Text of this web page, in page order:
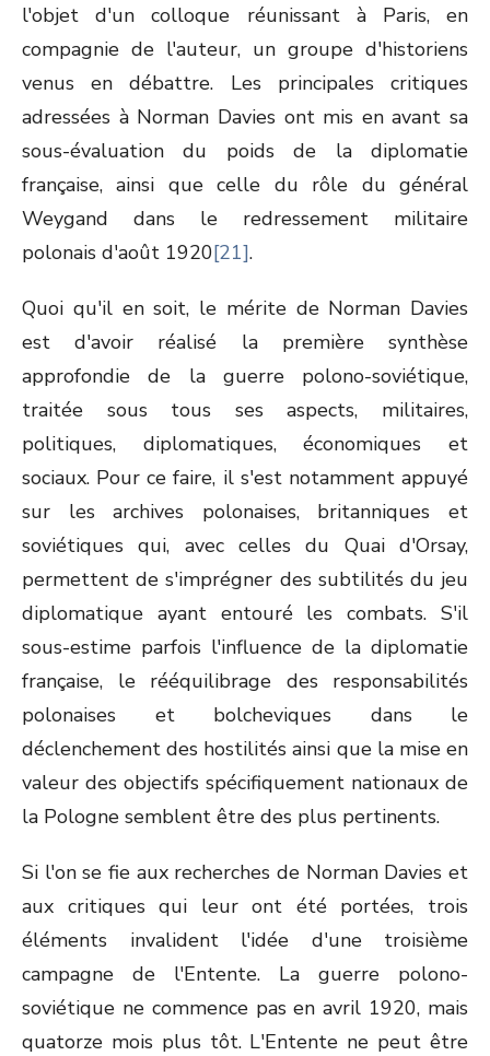
l'objet d'un colloque réunissant à Paris, en
compagnie de l'auteur, un groupe d'historiens
venus en débattre. Les principales critiques
adressées à Norman Davies ont mis en avant sa
sous-évaluation du poids de la diplomatie
française, ainsi que celle du rôle du général
Weygand dans le redressement militaire
polonais d'août 1920[21].
Quoi qu'il en soit, le mérite de Norman Davies
est d'avoir réalisé la première synthèse
approfondie de la guerre polono-soviétique,
traitée sous tous ses aspects, militaires,
politiques, diplomatiques, économiques et
sociaux. Pour ce faire, il s'est notamment appuyé
sur les archives polonaises, britanniques et
soviétiques qui, avec celles du Quai d'Orsay,
permettent de s'imprégner des subtilités du jeu
diplomatique ayant entouré les combats. S'il
sous-estime parfois l'influence de la diplomatie
française, le rééquilibrage des responsabilités
polonaises et bolcheviques dans le
déclenchement des hostilités ainsi que la mise en
valeur des objectifs spécifiquement nationaux de
la Pologne semblent être des plus pertinents.
Si l'on se fie aux recherches de Norman Davies et
aux critiques qui leur ont été portées, trois
éléments invalident l'idée d'une troisième
campagne de l'Entente. La guerre polono-
soviétique ne commence pas en avril 1920, mais
quatorze mois plus tôt. L'Entente ne peut être